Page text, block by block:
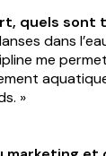
quels sont
dans
me
»